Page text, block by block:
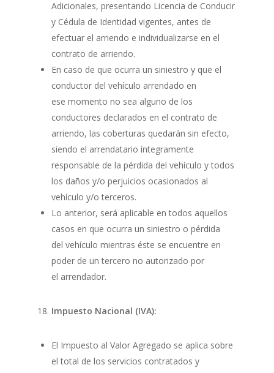
Adicionales, presentando Licencia de Conducir
y Cédula de Identidad vigentes, antes de
efectuar el arriendo e individualizarse en el
contrato de arriendo.
En caso de que ocurra un siniestro y que el
conductor del vehículo arrendado en
ese momento no sea alguno de los
conductores declarados en el contrato de
arriendo, las coberturas quedarán sin efecto,
siendo el arrendatario íntegramente
responsable de la pérdida del vehículo y todos
los daños y/o perjuicios ocasionados al
vehículo y/o terceros.
Lo anterior, será aplicable en todos aquellos
casos en que ocurra un siniestro o pérdida
del vehículo mientras éste se encuentre en
poder de un tercero no autorizado por
el arrendador.
Impuesto Nacional (IVA):
El Impuesto al Valor Agregado se aplica sobre
el total de los servicios contratados y